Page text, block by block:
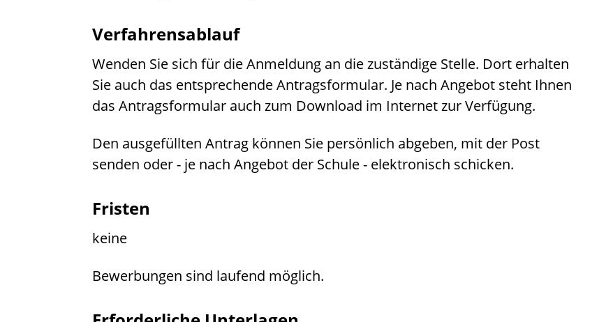
Verfahrensablauf
Wenden Sie sich für die Anmeldung an die zuständige Stelle. Dort erhalten
Sie auch das entsprechende Antragsformular. Je nach Angebot steht Ihnen
das Antragsformular auch zum Download im Internet zur Verfügung.
Den ausgefüllten Antrag können Sie persönlich abgeben, mit der Post
senden oder - je nach Angebot der Schule - elektronisch schicken.
Fristen
keine
Bewerbungen sind laufend möglich.